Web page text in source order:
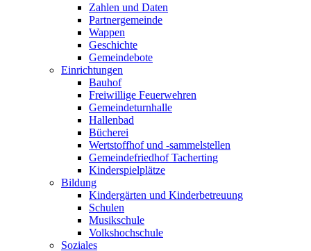
Zahlen und Daten
Partnergemeinde
Wappen
Geschichte
Gemeindebote
Einrichtungen
Bauhof
Freiwillige Feuerwehren
Gemeindeturnhalle
Hallenbad
Bücherei
Wertstoffhof und -sammelstellen
Gemeindefriedhof Tacherting
Kinderspielplätze
Bildung
Kindergärten und Kinderbetreuung
Schulen
Musikschule
Volkshochschule
Soziales